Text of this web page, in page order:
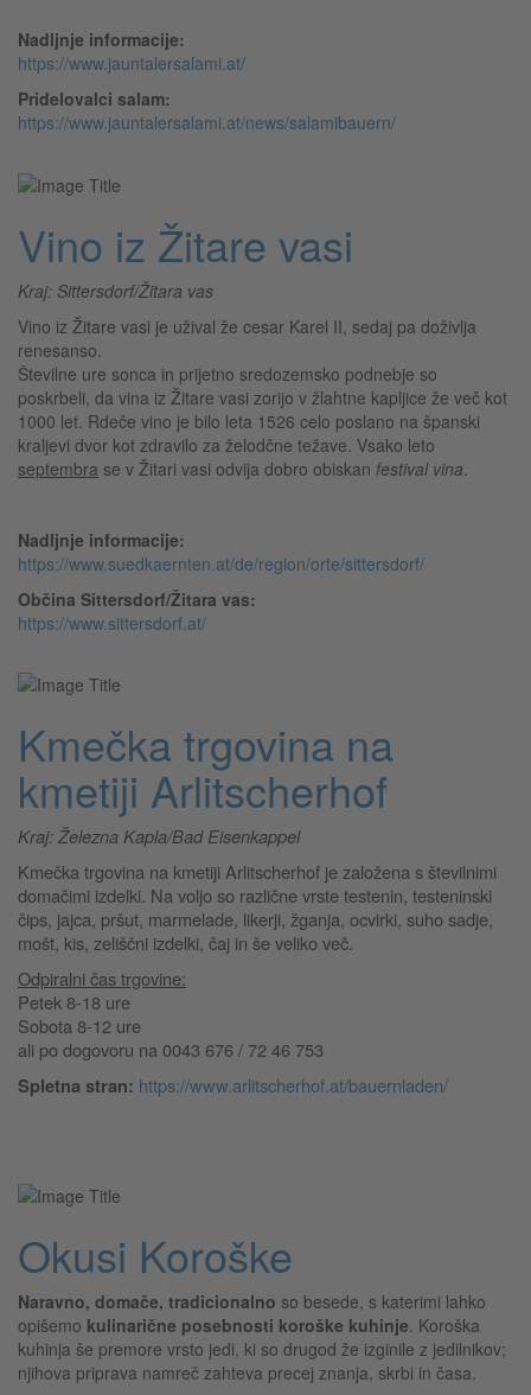
Nadljnje informacije:
https://www.jauntalersalami.at/
Pridelovalci salam:
https://www.jauntalersalami.at/news/salamibauern/
Vino iz Žitare vasi
Kraj: Sittersdorf/Žitara vas
Vino iz Žitare vasi je užival že cesar Karel II, sedaj pa doživlja
renesanso.
Številne ure sonca in prijetno sredozemsko podnebje so
poskrbeli, da vina iz Žitare vasi zorijo v žlahtne kapljice že več kot
1000 let. Rdeče vino je bilo leta 1526 celo poslano na španski
kraljevi dvor kot zdravilo za želodčne težave. Vsako leto
septembra se v Žitari vasi odvija dobro obiskan festival vina
Nadljnje informacije:
https://www.suedkaernten.at/de/region/orte/sittersdorf/
Občina Sittersdorf/Žitara vas:
https://www.sittersdorf.at/
Kmečka trgovina na
kmetiji Arlitscherhof
Kraj: Železna Kapla/Bad Eisenkappel
Kmečka trgovina na kmetiji Arlitscherhof je založena s številnimi
domačimi izdelki. Na voljo so različne vrste testenin, testeninski
čips, jajca, pršut, marmelade, likerji, žganja, ocvirki, suho sadje,
mošt, kis, zeliščni izdelki, čaj in še veliko več.
Odpiralni čas trgovine:
Petek 8-18 ure
Sobota 8-12 ure
ali po dogovoru na 0043 676 / 72 46 753
Spletna stran: https://www.arlitscherhof.at/bauernladen/
Okusi Koroške
Naravno, domače, tradicionalno so besede, s katerimi lahko
opišemo kulinarične posebnosti koroške kuhinje. Koroška
kuhinja še premore vrsto jedi, ki so drugod že izginile z jedilnikov;
njihova priprava namreč zahteva precej znanja, skrbi in časa.